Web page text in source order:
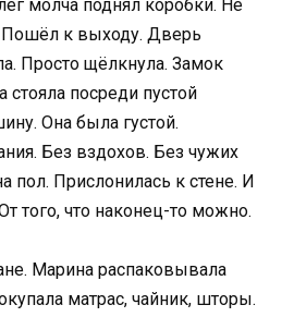
молча поднял коробки. Не
Пошёл к выходу. Дверь
Просто щёлкнула. Замок
стояла посреди пустой
Она была густой.
Без вздохов. Без чужих
пол. Прислонилась к стене. И
того, что наконец-то можно.
Марина распаковывала
матрас, чайник, шторы.